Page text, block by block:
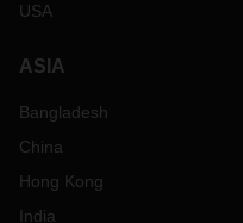
USA
ASIA
Bangladesh
China
Hong Kong
India